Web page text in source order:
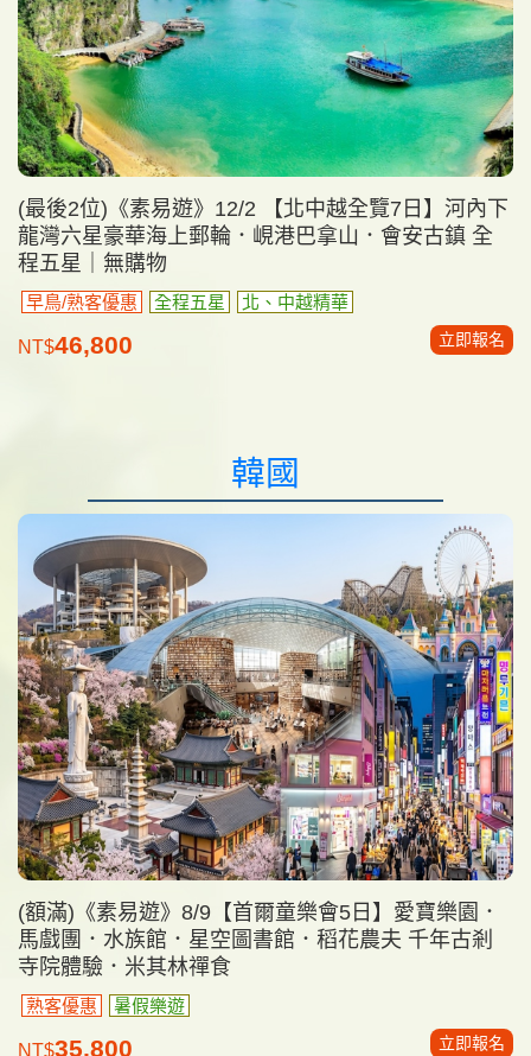
(最後2位)《素易遊》12/2 【北中越全覽7日】河內下
龍灣六星豪華海上郵輪．峴港巴拿山．會安古鎮 全
程五星｜無購物
早鳥/熟客優惠 全程五星 北、中越精華
NT$46,800 立即報名
韓國
(額滿)《素易遊》8/9【首爾童樂會5日】愛寶樂園．
馬戲團．水族館．星空圖書館．稻花農夫 千年古剎
寺院體驗．米其林禪食
熟客優惠 暑假樂遊
NT$35,800 立即報名